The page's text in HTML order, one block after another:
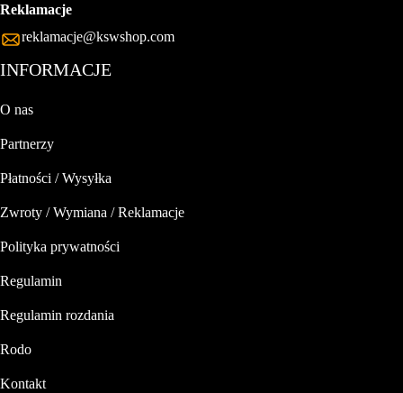
Reklamacje
reklamacje@kswshop.com
INFORMACJE
O nas
Partnerzy
Płatności / Wysyłka
Zwroty / Wymiana / Reklamacje
Polityka prywatności
Regulamin
Regulamin rozdania
Rodo
Kontakt